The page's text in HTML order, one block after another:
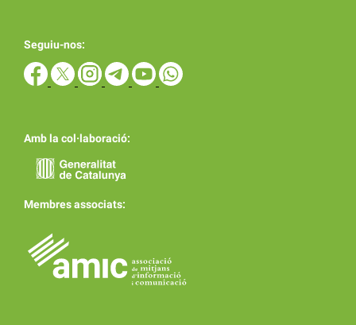
Seguiu-nos:
Amb la col·laboració:
Membres associats: